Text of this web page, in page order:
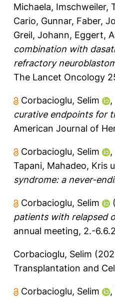
Michaela, Imschweiler,
Cario, Gunnar, Faber,
Greil, Johann, Eggert,
combination with
refractory
The Lancet Oncology
Corbacioglu, Selim ,
curative endpoints for
American Journal of
Corbacioglu, Selim ,
Tapani, Mahadeo, Kris
syndrome: a never-
Corbacioglu, Selim
patients with relapsed
annual meeting, 2.-
Corbacioglu, Selim
Transplantation and
Corbacioglu, Selim ,